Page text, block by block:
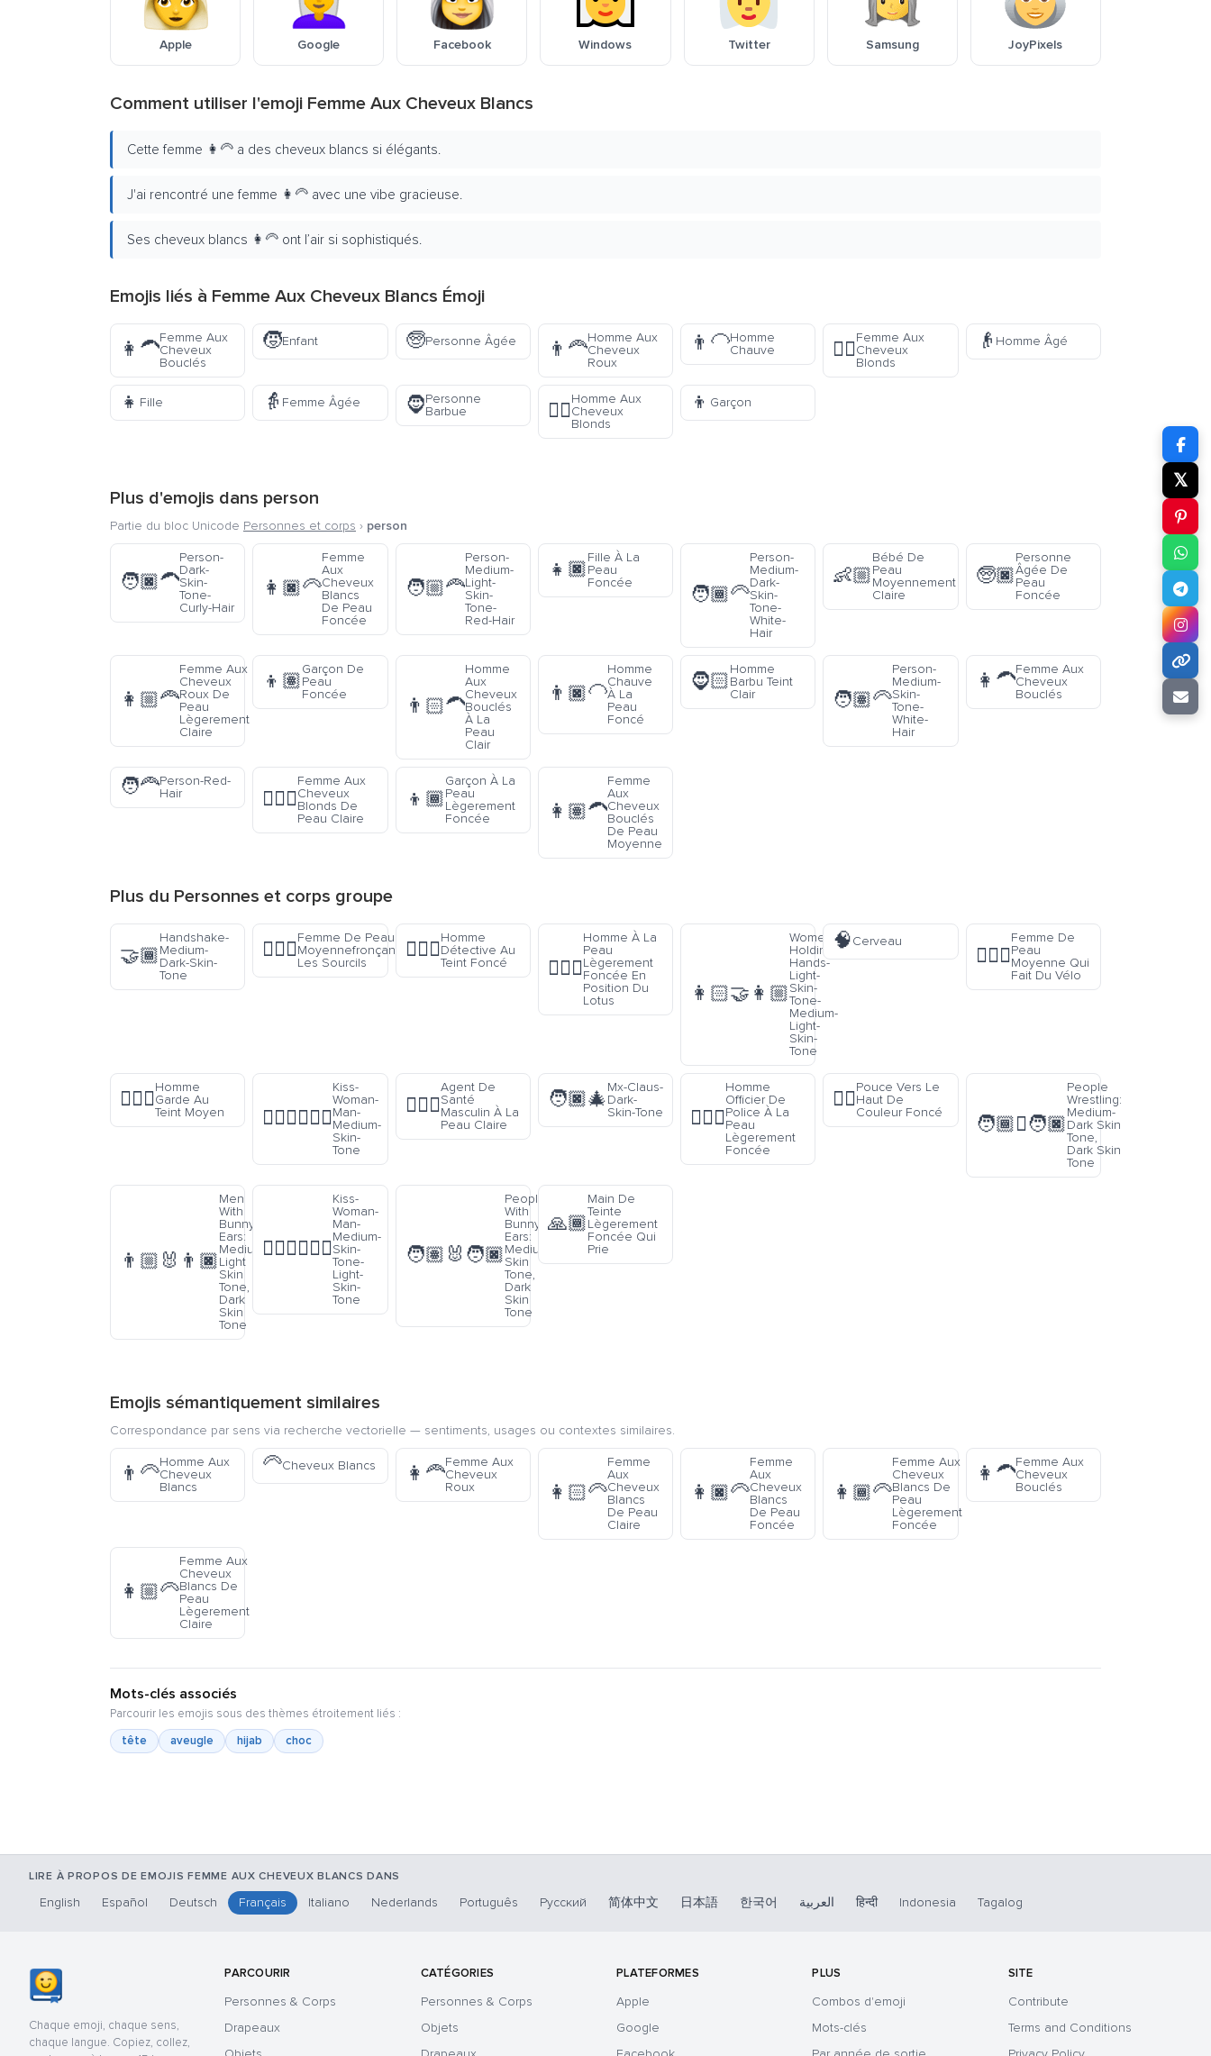
Apple Google Facebook Windows Twitter Samsung JoyPixels
Comment utiliser l'emoji Femme Aux Cheveux Blancs
Cette femme 👩‍🦳 a des cheveux blancs si élégants.
J'ai rencontré une femme 👩‍🦳 avec une vibe gracieuse.
Ses cheveux blancs 👩‍🦳 ont l’air si sophistiqués.
Emojis liés à Femme Aux Cheveux Blancs Émoji
👩‍🦱
Femme Aux
Cheveux
Bouclés
🧒Enfant 🧓Personne Âgée 👨‍🦰
Homme Aux
Cheveux
Roux
👨‍🦲Homme
Chauve
👱‍♀️
Femme Aux
Cheveux
Blonds
👴 Homme Âgé
👧 Fille 👵 Femme Âgée 🧔Personne
Barbue
👱‍♂️
Homme Aux
Cheveux
Blonds
👦 Garçon
Plus d'emojis dans person
Partie du bloc Unicode Personnes et corps › person
🧑🏿‍🦱
Person-
Dark-
Skin-
Tone-
Curly-Hair
👩🏿‍🦳
Femme
Aux
Cheveux
Blancs
De Peau
Foncée
🧑🏼‍🦰
Person-
Medium-
Light-
Skin-
Tone-
Red-Hair
👧🏿
Fille À La
Peau
Foncée
🧑🏾‍🦳
Person-
Medium-
Dark-
Skin-
Tone-
White-
Hair
👶🏼
Bébé De
Peau
Moyennement
Claire
🧓🏿
Personne
Âgée De
Peau
Foncée
👩🏼‍🦰
Femme Aux
Cheveux
Roux De
Peau
Lègerement
Claire
👦🏽
Garçon De
Peau
Foncée
👨🏻‍🦱
Homme
Aux
Cheveux
Bouclés
À La
Peau
Clair
👨🏿‍🦲
Homme
Chauve
À La
Peau
Foncé
🧔🏻
Homme
Barbu Teint
Clair
🧑🏽‍🦳
Person-
Medium-
Skin-
Tone-
White-
Hair
👩‍🦱
Femme Aux
Cheveux
Bouclés
🧑‍🦰Person-Red-
Hair
👱🏻‍♀️
Femme Aux
Cheveux
Blonds De
Peau Claire
👦🏾
Garçon À La
Peau
Lègerement
Foncée
👩🏽‍🦱
Femme
Aux
Cheveux
Bouclés
De Peau
Moyenne
Plus du Personnes et corps groupe
🤝🏾
Handshake-
Medium-
Dark-Skin-
Tone
🙍🏽‍♀️
Femme De Peau
Moyennefronçant
Les Sourcils
🕵🏿‍♂️
Homme
Détective Au
Teint Foncé
🧘🏾‍♂️
Homme À La
Peau
Lègerement
Foncée En
Position Du
Lotus
👩🏻‍🤝‍👩🏼
Women-
Holding-
Hands-
Light-
Skin-
Tone-
Medium-
Light-
Skin-
Tone
🧠Cerveau
🚴🏽‍♀️
Femme De
Peau
Moyenne Qui
Fait Du Vélo
💂🏽‍♂️
Homme
Garde Au
Teint Moyen
👩🏽‍❤️‍💋‍👨🏽
Kiss-
Woman-
Man-
Medium-
Skin-
Tone
👨🏻‍⚕️
Agent De
Santé
Masculin À La
Peau Claire
🧑🏿‍🎄
Mx-Claus-
Dark-
Skin-Tone
👮🏽‍♂️
Homme
Officier De
Police À La
Peau
Lègerement
Foncée
👍🏿
Pouce Vers Le
Haut De
Couleur Foncé
🧑🏾‍🫯‍🧑🏿
People
Wrestling:
Medium-
Dark Skin
Tone,
Dark Skin
Tone
👨🏼‍🐰‍👨🏿
Men
With
Bunny
Ears:
Medium-
Light
Skin
Tone,
Dark
Skin
Tone
👩🏽‍❤️‍💋‍👨🏻
Kiss-
Woman-
Man-
Medium-
Skin-
Tone-
Light-
Skin-
Tone
🧑🏽‍🐰‍🧑🏿
People
With
Bunny
Ears:
Medium
Skin
Tone,
Dark
Skin
Tone
🙏🏾
Main De
Teinte
Lègerement
Foncée Qui
Prie
Emojis sémantiquement similaires
Correspondance par sens via recherche vectorielle — sentiments, usages ou contextes similaires.
👨‍🦳
Homme Aux
Cheveux
Blancs
🦳Cheveux Blancs 👩‍🦰
Femme Aux
Cheveux
Roux
👩🏻‍🦳
Femme
Aux
Cheveux
Blancs
De Peau
Claire
👩🏿‍🦳
Femme
Aux
Cheveux
Blancs
De Peau
Foncée
👩🏾‍🦳
Femme Aux
Cheveux
Blancs De
Peau
Lègerement
Foncée
👩‍🦱
Femme Aux
Cheveux
Bouclés
👩🏼‍🦳
Femme Aux
Cheveux
Blancs De
Peau
Lègerement
Claire
Mots-clés associés
Parcourir les emojis sous des thèmes étroitement liés :
tête
aveugle hijab choc
𝕏
LIRE À PROPOS DE EMOJIS FEMME AUX CHEVEUX BLANCS DANS
English Español Deutsch Français Italiano Nederlands Português Русский 简体中文 日本語 한국어 العربية हिन्दी Indonesia Tagalog
Chaque emoji, chaque sens,
chaque langue. Copiez, collez,
PARCOURIR
Personnes & Corps
Drapeaux
CATÉGORIES
Personnes & Corps
Objets
PLATEFORMES
Apple
Google
PLUS
Combos d'emoji
Mots-clés
SITE
Contribute
Terms and Conditions